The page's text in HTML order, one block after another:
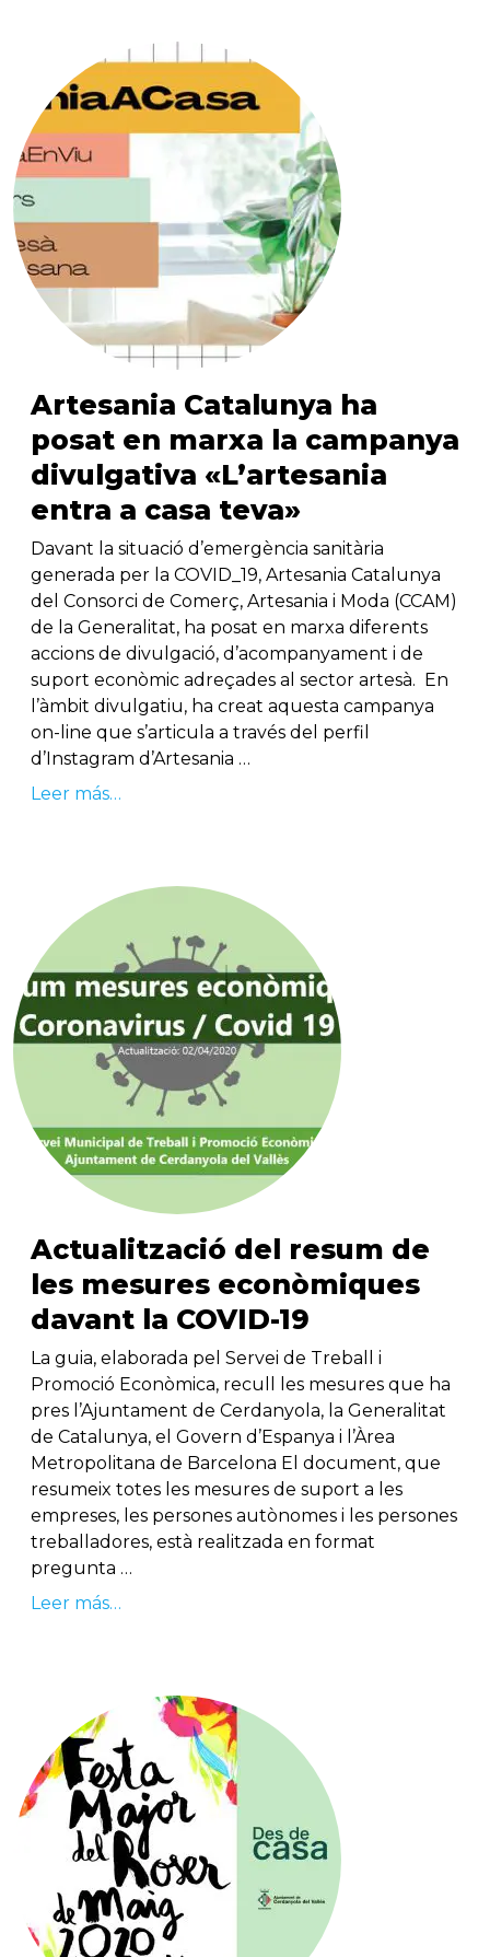
Artesania Catalunya ha
posat en marxa la campanya
divulgativa «L’artesania
entra a casa teva»
Davant la situació d’emergència sanitària
generada per la COVID_19, Artesania Catalunya
del Consorci de Comerç, Artesania i Moda (CCAM)
de la Generalitat, ha posat en marxa diferents
accions de divulgació, d’acompanyament i de
suport econòmic adreçades al sector artesà. En
l’àmbit divulgatiu, ha creat aquesta campanya
on-line que s’articula a través del perfil
d’Instagram d’Artesania …
Leer más…
Actualització del resum de
les mesures econòmiques
davant la COVID-19
La guia, elaborada pel Servei de Treball i
Promoció Econòmica, recull les mesures que ha
pres l’Ajuntament de Cerdanyola, la Generalitat
de Catalunya, el Govern d’Espanya i l’Àrea
Metropolitana de Barcelona El document, que
resumeix totes les mesures de suport a les
empreses, les persones autònomes i les persones
treballadores, està realitzada en format
pregunta …
Leer más…